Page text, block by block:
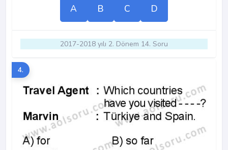
A B C D
2017-2018 yılı 2. Dönem 14. Soru
4.